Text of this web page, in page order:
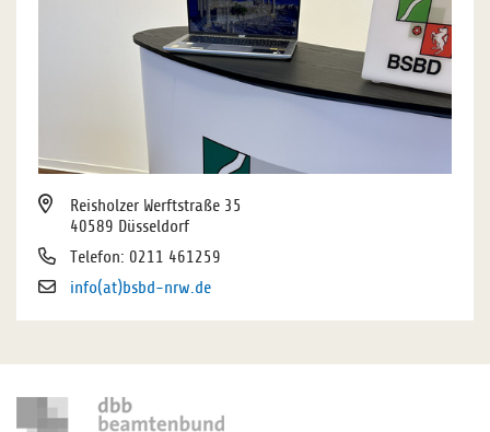
Reisholzer Werftstraße 35
40589 Düsseldorf
Telefon: 0211 461259
info(at)bsbd-nrw.de